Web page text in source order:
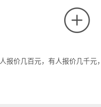
报价几百元，有人报价几千元